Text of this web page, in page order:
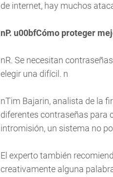
de internet, hay muchos
nP. u00bfCómo proteger
nR. Se necesitan
elegir una difícil. n
nTim Bajarin, analista de la
diferentes contraseñas para
intromisión, un sistema no
El experto también
creativamente alguna